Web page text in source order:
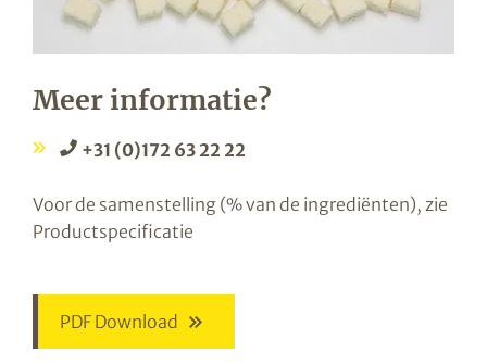
Meer informatie?
+31 (0)172 63 22 22
Voor de samenstelling (% van de ingrediënten), zie
Productspecificatie
PDF Download